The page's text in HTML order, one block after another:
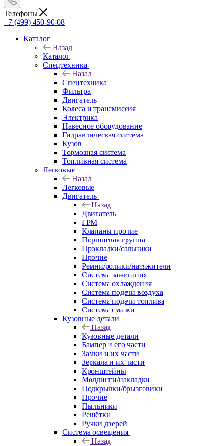
Телефоны
+7 (499) 450-90-08
Каталог
Назад
Каталог
Спецтехника
Назад
Спецтехника
Фильтра
Двигатель
Колеса и трансмиссия
Электрика
Навесное оборудование
Гидравлическая система
Кузов
Тормозная система
Топливная система
Легковые
Назад
Легковые
Двигатель
Назад
Двигатель
ГРМ
Клапаны прочие
Поршневая группа
Прокладки/сальники
Прочие
Ремни/ролики/натяжители
Система зажигания
Система охлаждения
Система подачи воздуха
Система подачи топлива
Система смазки
Кузовные детали
Назад
Кузовные детали
Бампер и его части
Замки и их части
Зеркала и их части
Кронштейны
Молдинги/накладки
Подкрылки/брызговики
Прочие
Пыльники
Решётки
Ручки дверей
Система освещения
Назад